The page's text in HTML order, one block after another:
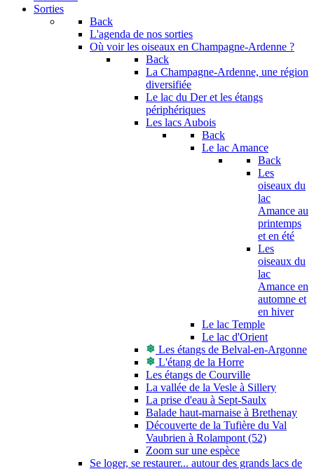
Sorties
Back
L'agenda de nos sorties
Où voir les oiseaux en Champagne-Ardenne ?
Back
La Champagne-Ardenne, une région
diversifiée
Le lac du Der et les étangs
périphériques
Les lacs Aubois
Back
Le lac Amance
Back
Les
oiseaux du
lac
Amance au
printemps
et en été
Les
oiseaux du
lac
Amance en
automne et
en hiver
Le lac Temple
Le lac d'Orient
Les étangs de Belval-en-Argonne
L'étang de la Horre
Les étangs de Courville
La vallée de la Vesle à Sillery
La prise d'eau à Sept-Saulx
Balade haut-marnaise à Brethenay
Découverte de la Tufière du Val
Vaubrien à Rolampont (52)
Zoom sur une espèce
Se loger, se restaurer... autour des grands lacs de